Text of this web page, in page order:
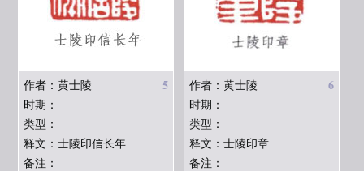
5
作者：黄士陵
时期：
类型：
释文：士陵印信长年
备注：
6
作者：黄士陵
时期：
类型：
释文：士陵印章
备注：